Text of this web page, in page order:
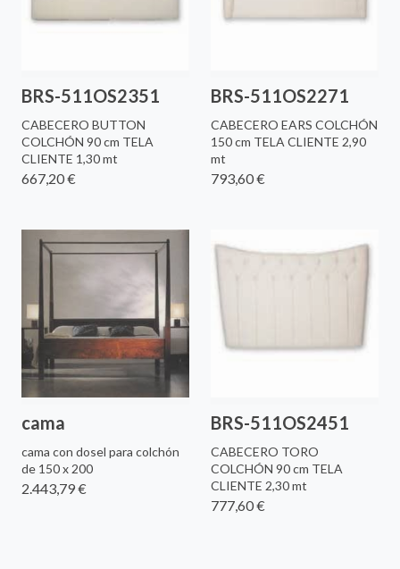
BRS-511OS2351
CABECERO BUTTON
COLCHÓN 90 cm TELA
CLIENTE 1,30 mt
667,20 €
BRS-511OS2271
CABECERO EARS COLCHÓN
150 cm TELA CLIENTE 2,90
mt
793,60 €
cama
cama con dosel para colchón
de 150 x 200
2.443,79 €
BRS-511OS2451
CABECERO TORO
COLCHÓN 90 cm TELA
CLIENTE 2,30 mt
777,60 €